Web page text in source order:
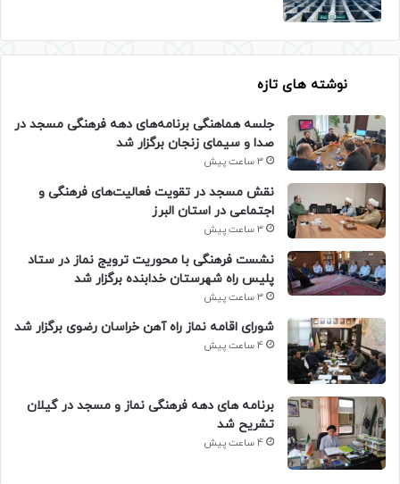
نوشته های تازه
جلسه هماهنگی برنامه‌های دهه فرهنگی مسجد در
صدا و سیمای زنجان برگزار شد
3 ساعت پیش
نقش مسجد در تقویت فعالیت‌های فرهنگی و
اجتماعی در استان البرز
3 ساعت پیش
نشست فرهنگی با محوریت ترویج نماز در ستاد
پلیس راه شهرستان خدابنده برگزار شد
3 ساعت پیش
شورای اقامه نماز راه آهن خراسان رضوی برگزار شد
4 ساعت پیش
برنامه های دهه فرهنگی نماز و مسجد در گیلان
تشریح شد
4 ساعت پیش